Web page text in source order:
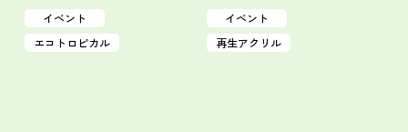
イベント
エコトロピカル
イベント
再生アクリル